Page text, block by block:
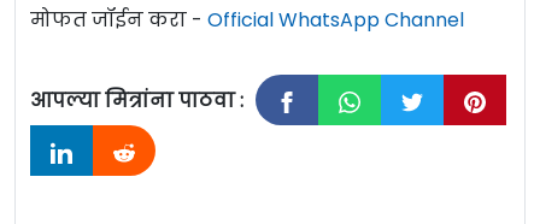
मोफत जॉईन करा - Official WhatsApp Channel
आपल्या मित्रांना पाठवा :